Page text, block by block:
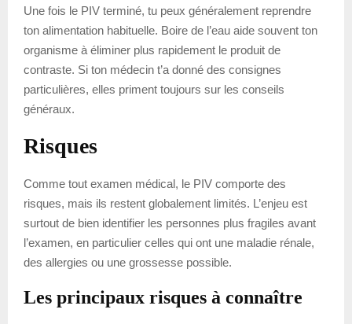
Une fois le PIV terminé, tu peux généralement reprendre
ton alimentation habituelle. Boire de l’eau aide souvent ton
organisme à éliminer plus rapidement le produit de
contraste. Si ton médecin t’a donné des consignes
particulières, elles priment toujours sur les conseils
généraux.
Risques
Comme tout examen médical, le PIV comporte des
risques, mais ils restent globalement limités. L’enjeu est
surtout de bien identifier les personnes plus fragiles avant
l’examen, en particulier celles qui ont une maladie rénale,
des allergies ou une grossesse possible.
Les principaux risques à connaître